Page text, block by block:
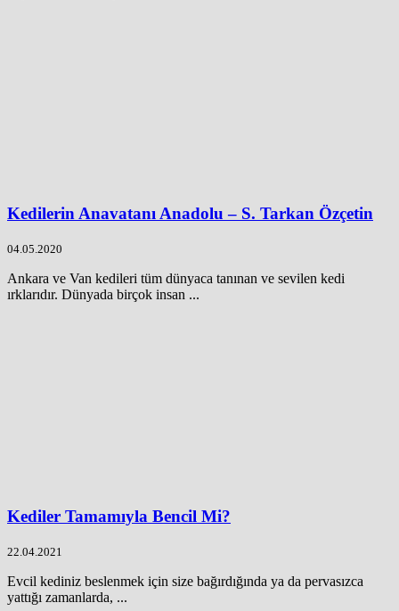
Kedilerin Anavatanı Anadolu – S. Tarkan Özçetin
04.05.2020
Ankara ve Van kedileri tüm dünyaca tanınan ve sevilen kedi
ırklarıdır. Dünyada birçok insan ...
Kediler Tamamıyla Bencil Mi?
22.04.2021
Evcil kediniz beslenmek için size bağırdığında ya da pervasızca
yattığı zamanlarda, ...